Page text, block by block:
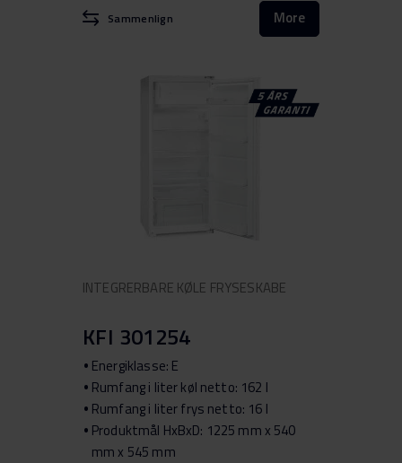
Sammenlign More
INTEGRERBARE KØLE FRYSESKABE
KFI 301254
Energiklasse: E
Rumfang i liter køl netto: 162 l
Rumfang i liter frys netto: 16 l
Produktmål HxBxD: 1225 mm x 540
mm x 545 mm